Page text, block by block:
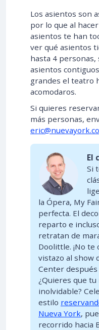
Los asientos son
por lo que al
asientos te han
ver qué asientos
hasta 4
asientos
grandes el teatro
acomodaros.
Si quieres
más personas,
El
Si
la Ópera, My
perfecta. El
reparto e
retratan de
Doolittle. ¡No te
vistazo al show
Center
¿Quieres que
inolvidable?
estilo
Nueva York,
recorrido hacia